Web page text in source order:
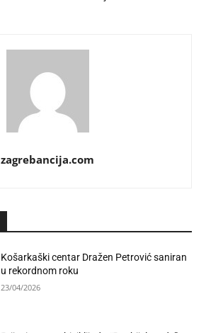
zagrebancija.com
Košarkaški centar Dražen Petrović saniran
u rekordnom roku
23/04/2026